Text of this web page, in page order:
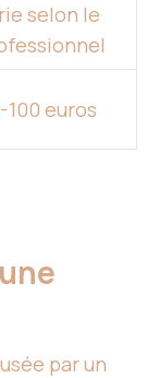
selon le
100 euros
par un